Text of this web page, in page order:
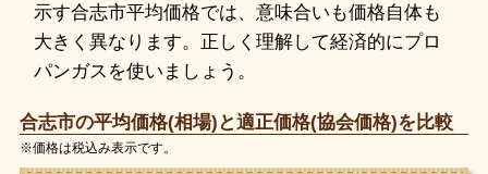
示す合志市平均価格では、意味合いも価格自体も
大きく異なります。正しく理解して経済的にプロ
パンガスを使いましょう。
合志市の平均価格(相場)と適正価格(協会価格)を比較
※価格は税込み表示です。